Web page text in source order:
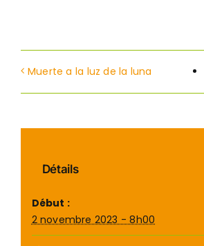
Muerte a la luz de la luna
Détails
Début :
2 novembre 2023 - 8h00